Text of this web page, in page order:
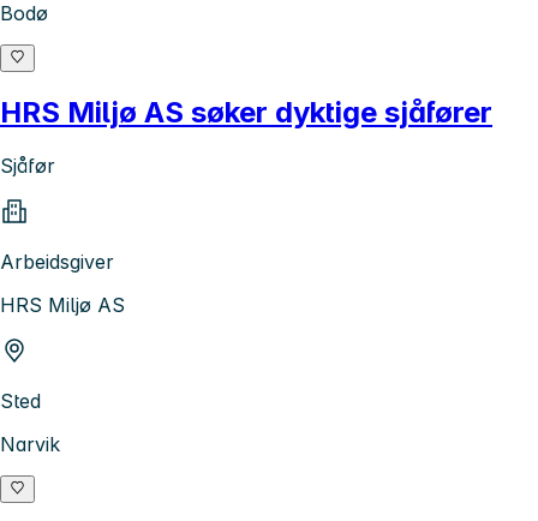
Bodø
HRS Miljø AS søker dyktige sjåfører
Sjåfør
Arbeidsgiver
HRS Miljø AS
Sted
Narvik